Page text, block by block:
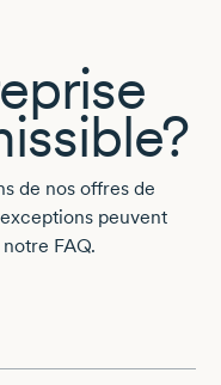
de nos offres de
peuvent
FAQ.